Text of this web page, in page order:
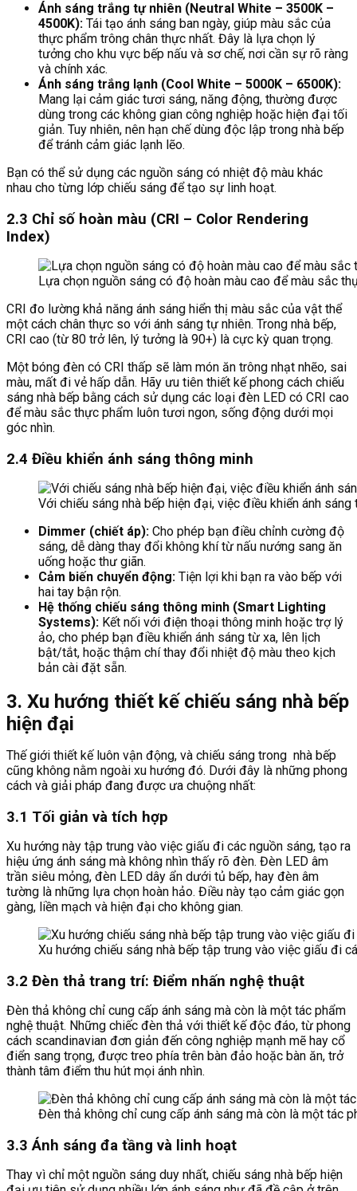
Ánh sáng trắng tự nhiên (Neutral White – 3500K –
4500K): Tái tạo ánh sáng ban ngày, giúp màu sắc của
thực phẩm trông chân thực nhất. Đây là lựa chọn lý
tưởng cho khu vực bếp nấu và sơ chế, nơi cần sự rõ ràng
và chính xác.
Ánh sáng trắng lạnh (Cool White – 5000K – 6500K):
Mang lại cảm giác tươi sáng, năng động, thường được
dùng trong các không gian công nghiệp hoặc hiện đại tối
giản. Tuy nhiên, nên hạn chế dùng độc lập trong nhà bếp
để tránh cảm giác lạnh lẽo.
Bạn có thể sử dụng các nguồn sáng có nhiệt độ màu khác
nhau cho từng lớp chiếu sáng để tạo sự linh hoạt.
2.3 Chỉ số hoàn màu (CRI – Color Rendering
Index)
Lựa chọn nguồn sáng có độ hoàn màu cao để màu sắc
CRI đo lường khả năng ánh sáng hiển thị màu sắc của vật thể
một cách chân thực so với ánh sáng tự nhiên. Trong nhà bếp,
CRI cao (từ 80 trở lên, lý tưởng là 90+) là cực kỳ quan trọng.
Một bóng đèn có CRI thấp sẽ làm món ăn trông nhạt nhẽo, sai
màu, mất đi vẻ hấp dẫn. Hãy ưu tiên thiết kế phong cách chiếu
sáng nhà bếp bằng cách sử dụng các loại đèn LED có CRI cao
để màu sắc thực phẩm luôn tươi ngon, sống động dưới mọi
góc nhìn.
2.4 Điều khiển ánh sáng thông minh
Với chiếu sáng nhà bếp hiện đại, việc điều khiển ánh
Dimmer (chiết áp): Cho phép bạn điều chỉnh cường độ
sáng, dễ dàng thay đổi không khí từ nấu nướng sang ăn
uống hoặc thư giãn.
Cảm biến chuyển động: Tiện lợi khi bạn ra vào bếp với
hai tay bận rộn.
Hệ thống chiếu sáng thông minh (Smart Lighting
Systems): Kết nối với điện thoại thông minh hoặc trợ lý
ảo, cho phép bạn điều khiển ánh sáng từ xa, lên lịch
bật/tắt, hoặc thậm chí thay đổi nhiệt độ màu theo kịch
bản cài đặt sẵn.
3. Xu hướng thiết kế chiếu sáng nhà bếp
hiện đại
Thế giới thiết kế luôn vận động, và chiếu sáng trong nhà bếp
cũng không nằm ngoài xu hướng đó. Dưới đây là những phong
cách và giải pháp đang được ưa chuộng nhất:
3.1 Tối giản và tích hợp
Xu hướng này tập trung vào việc giấu đi các nguồn sáng, tạo ra
hiệu ứng ánh sáng mà không nhìn thấy rõ đèn. Đèn LED âm
trần siêu mỏng, đèn LED dây ẩn dưới tủ bếp, hay đèn âm
tường là những lựa chọn hoàn hảo. Điều này tạo cảm giác gọn
gàng, liền mạch và hiện đại cho không gian.
Xu hướng chiếu sáng nhà bếp tập trung vào việc giấu đi
3.2 Đèn thả trang trí: Điểm nhấn nghệ thuật
Đèn thả không chỉ cung cấp ánh sáng mà còn là một tác phẩm
nghệ thuật. Những chiếc đèn thả với thiết kế độc đáo, từ phong
cách scandinavian đơn giản đến công nghiệp mạnh mẽ hay cổ
điển sang trọng, được treo phía trên bàn đảo hoặc bàn ăn, trở
thành tâm điểm thu hút mọi ánh nhìn.
Đèn thả không chỉ cung cấp ánh sáng mà còn là một tác
3.3 Ánh sáng đa tầng và linh hoạt
Thay vì chỉ một nguồn sáng duy nhất, chiếu sáng nhà bếp hiện